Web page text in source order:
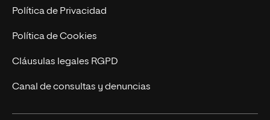
Postgrados
Cursos Universitarios
Trabaja en UNIR
Actualidad
UNIR Revista
Eventos
Política de Privacidad
Política de Cookies
Cláusulas legales RGPD
Canal de consultas y denuncias